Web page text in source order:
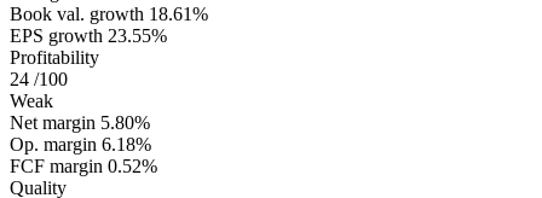
Book val. growth 18.61%
EPS growth 23.55%
Profitability
24 /100
Weak
Net margin 5.80%
Op. margin 6.18%
FCF margin 0.52%
Quality